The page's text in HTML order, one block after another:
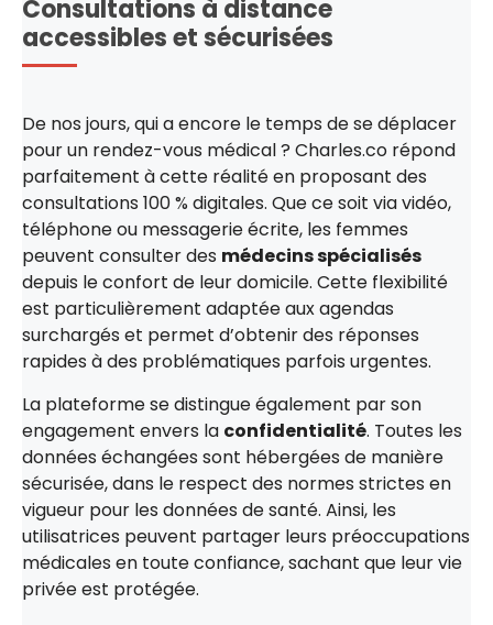
Consultations à distance
accessibles et sécurisées
De nos jours, qui a encore le temps de se déplacer
pour un rendez-vous médical ? Charles.co répond
parfaitement à cette réalité en proposant des
consultations 100 % digitales. Que ce soit via vidéo,
téléphone ou messagerie écrite, les femmes
peuvent consulter des médecins spécialisés
depuis le confort de leur domicile. Cette flexibilité
est particulièrement adaptée aux agendas
surchargés et permet d’obtenir des réponses
rapides à des problématiques parfois urgentes.
La plateforme se distingue également par son
engagement envers la confidentialité. Toutes les
données échangées sont hébergées de manière
sécurisée, dans le respect des normes strictes en
vigueur pour les données de santé. Ainsi, les
utilisatrices peuvent partager leurs préoccupations
médicales en toute confiance, sachant que leur vie
privée est protégée.